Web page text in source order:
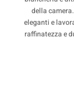
della
eleganti e
raffinatezza e